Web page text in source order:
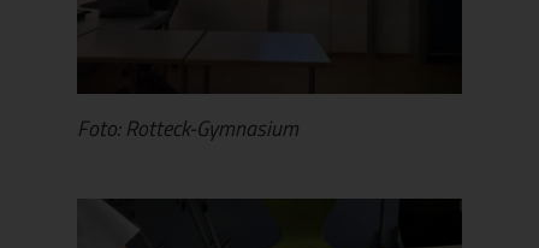
Foto: Rotteck-Gymnasium